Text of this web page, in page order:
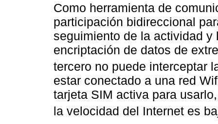
Como herramienta de
participación bidireccional
seguimiento de la actividad
encriptación de datos de
tercero no puede interceptar
estar conectado a una red
tarjeta SIM activa para
la velocidad del Internet es